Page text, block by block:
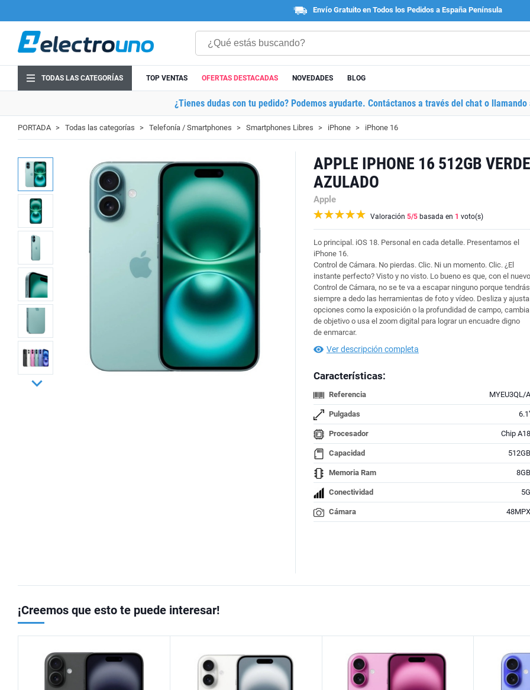
Envío Gratuito en Todos los Pedidos a España Península
TODAS LAS CATEGORÍAS TOP VENTAS OFERTAS DESTACADAS NOVEDADES BLOG
¿Tienes dudas con tu pedido? Podemos ayudarte. Contáctanos a través del chat o
PORTADA Todas las categorías Telefonía / Smartphones Smartphones Libres iPhone iPhone 16
APPLE IPHONE 16 512GB VERDE
AZULADO
Apple
Valoración 5/5 basada en 1 voto(s)
Lo principal. iOS 18. Personal en cada detalle. Presentamos el
iPhone 16.
Control de Cámara. No pierdas. Clic. Ni un momento. Clic. ¿El
instante perfecto? Visto y no visto. Lo bueno es que, con el nuevo
Control de Cámara, no se te va a escapar ninguno porque tendrás
siempre a dedo las herramientas de foto y vídeo. Desliza y ajusta
opciones como la exposición o la profundidad de campo, cambia
de objetivo o usa el zoom digital para lograr un encuadre digno
de enmarcar.
Ver descripción completa
Características:
Referencia MYEU3QL/A
Pulgadas 6.1''
Procesador Chip A18
Capacidad 512GB
Memoria Ram 8GB
Conectividad 5G
Cámara 48MPX
¡Creemos que esto te puede interesar!